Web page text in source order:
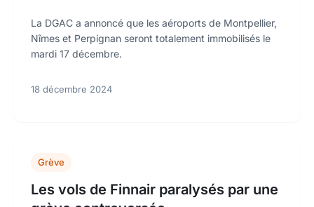
La DGAC a annoncé que les aéroports de Montpellier,
Nîmes et Perpignan seront totalement immobilisés le
mardi 17 décembre.
18 décembre 2024
Grève
Les vols de Finnair paralysés par une